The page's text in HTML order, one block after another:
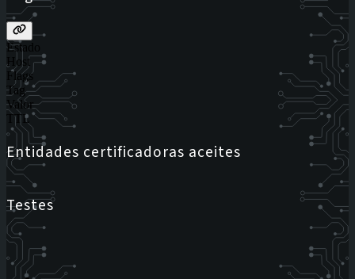
Estado
Host
Flags
Tag
Valor
TTL
Entidades certificadoras aceites
Testes